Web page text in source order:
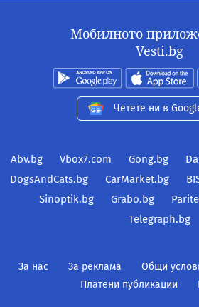
Мобилното
Vesti.bg
Четете ни в
Abv.bg Vbox7.com Gong.bg
DogsAndCats.bg
CarMarket.bg
Sinoptik.bg
Grabo.bg
Telegraph.bg
За нас За реклама Общи
Платени публикации